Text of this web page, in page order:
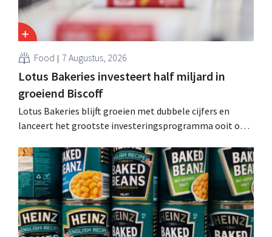
Food 7 Augustus, 2026
Lotus Bakeries investeert half miljard in
groeiend Biscoff
Lotus Bakeries blijft groeien met dubbele cijfers en
lanceert het grootste investeringsprogramma ooit om
moeten dit momentum grijpen”.